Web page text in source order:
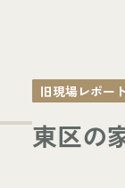
旧現場レポー
東区